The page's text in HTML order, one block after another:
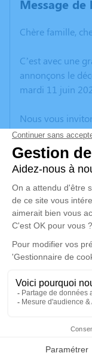
Faire-part
Message
Chère famille,
C’est avec une
annonçons le
mardi 11 juin
Nous vous
vos
anecdote ou
poèmes ou des
d'expression
DELASSUS.
Un service de
disponible ici.
Cérémonie
Église
place du